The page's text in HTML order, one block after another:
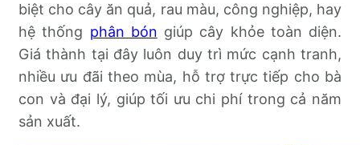
biệt cho cây ăn quả, rau màu, công nghiệp, hay
hệ thống phân bón giúp cây khỏe toàn diện.
Giá thành tại đây luôn duy trì mức cạnh tranh,
nhiều ưu đãi theo mùa, hỗ trợ trực tiếp cho bà
con và đại lý, giúp tối ưu chi phí trong cả năm
sản xuất.